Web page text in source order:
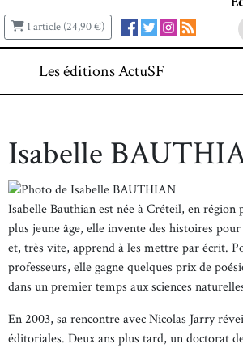
1 article (24,90 €)
Les éditions ActuSF
Isabelle
Isabelle Bauthian est née à Créteil, en région
plus jeune âge, elle invente des histoires pour
et, très vite, apprend à les mettre par écrit.
professeurs, elle gagne quelques prix de
dans un premier temps aux sciences
En 2003, sa rencontre avec Nicolas Jarry
éditoriales. Deux ans plus tard, un doctorat